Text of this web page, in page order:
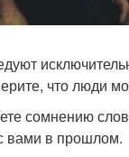
что люди
сомнению
вами в прошлом.